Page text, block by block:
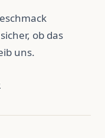
ob das
uns.